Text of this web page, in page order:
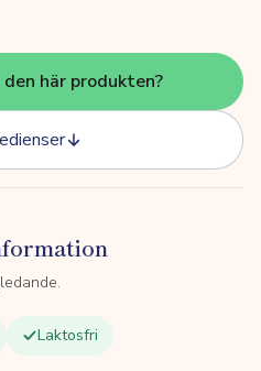
här produkten?
Laktosfri